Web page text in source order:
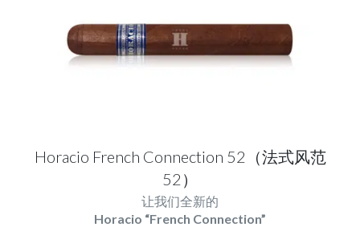
Horacio French Connection 52（法式风范
52）
让我们全新的
Horacio “French Connection”